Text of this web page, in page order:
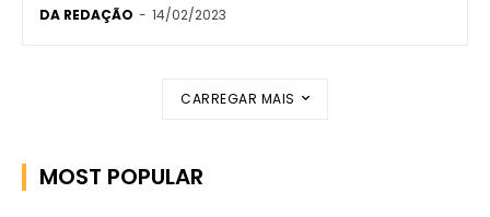
DA REDAÇÃO - 14/02/2023
CARREGAR MAIS
MOST POPULAR